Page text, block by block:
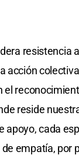
resistencia
acción
el
reside
apoyo, cada
empatía, por